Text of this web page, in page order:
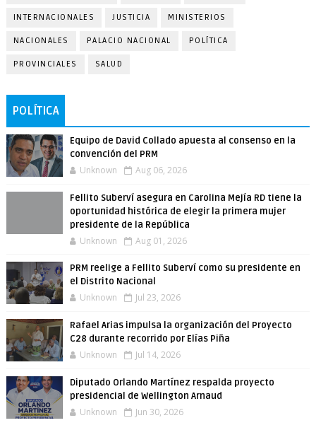
INTERNACIONALES JUSTICIA MINISTERIOS
NACIONALES PALACIO NACIONAL POLÍTICA
PROVINCIALES SALUD
POLÍTICA
Equipo de David Collado apuesta al consenso en la
convención del PRM
Unknown Aug 06, 2026
Fellito Suberví asegura en Carolina Mejía RD tiene la
oportunidad histórica de elegir la primera mujer
presidente de la República
Unknown Aug 01, 2026
PRM reelige a Fellito Suberví como su presidente en
el Distrito Nacional
Unknown Jul 23, 2026
Rafael Arias impulsa la organización del Proyecto
C28 durante recorrido por Elías Piña
Unknown Jul 14, 2026
Diputado Orlando Martínez respalda proyecto
presidencial de Wellington Arnaud
Unknown Jun 30, 2026